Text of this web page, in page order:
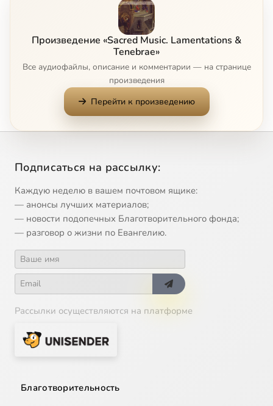
Произведение «Sacred Music. Lamentations &
Tenebrae»
Все аудиофайлы, описание и комментарии — на странице
произведения
Перейти к произведению
Подписаться на рассылку:
Каждую неделю в вашем почтовом ящике:
— анонсы лучших материалов;
— новости подопечных Благотворительного фонда;
— разговор о жизни по Евангелию.
Рассылки осуществляются на платформе
Благотворительность